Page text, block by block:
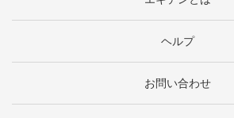
ヘルプ
お問い合わせ